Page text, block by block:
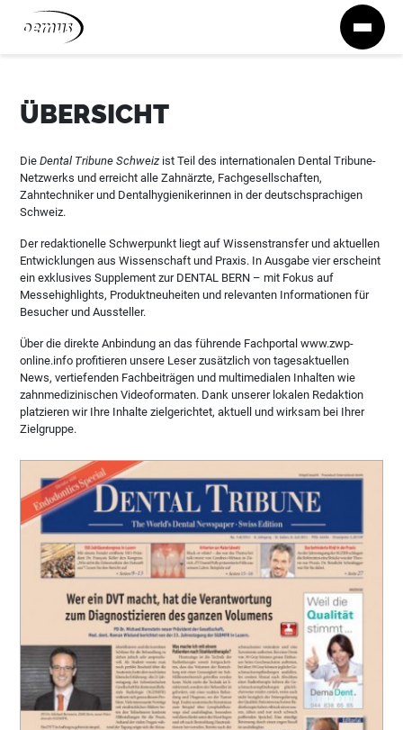
Zum Inhalt springen
ÜBERSICHT
DieDental Tribune Schweiz ist Teil des internationalen Dental Tribune-
Netzwerks und erreicht alle Zahnärzte, Fachgesellschaften,
Zahntechniker und Dentalhygienikerinnen in der deutschsprachigen
Schweiz.
Der redaktionelle Schwerpunkt liegt auf Wissenstransfer und aktuellen
Entwicklungen aus Wissenschaft und Praxis. In Ausgabe vier erscheint
ein exklusives Supplement zur DENTAL BERN – mit Fokus auf
Messehighlights, Produktneuheiten und relevanten Informationen für
Besucher und Aussteller.
Über die direkte Anbindung an das führende Fachportal www.zwp-
online.info profitieren unsere Leser zusätzlich von tagesaktuellen
News, vertiefenden Fachbeiträgen und multimedialen Inhalten wie
zahnmedizinischen Videoformaten. Dank unserer lokalen Redaktion
platzieren wir Ihre Inhalte zielgerichtet, aktuell und wirksam bei Ihrer
Zielgruppe.